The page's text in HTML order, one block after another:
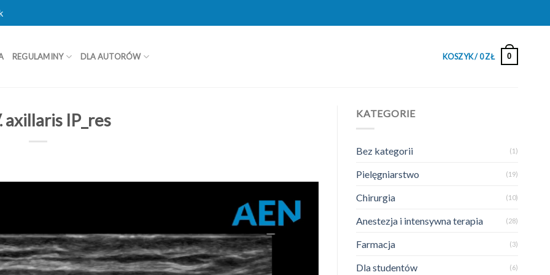
REGULAMINY DLA AUTORÓW KOSZYK /0ZŁ 0
axillaris IP_res KATEGORIE
Bez kategorii (1)
Pielęgniarstwo (19)
Chirurgia (10)
Anestezja i intensywna terapia (28)
Farmacja (3)
Dla studentów (6)